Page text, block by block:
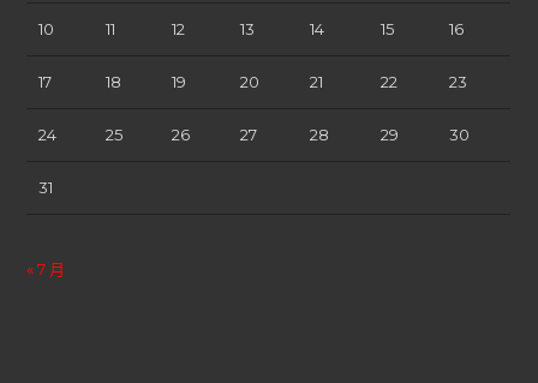
10 11 12 13 14 15 16
17 18 19 20 21 22 23
24 25 26 27 28 29 30
31
« 7 月